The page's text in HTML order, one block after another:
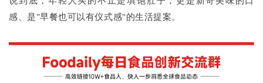
感、是"早餐也可以有仪式感"的生活提案。